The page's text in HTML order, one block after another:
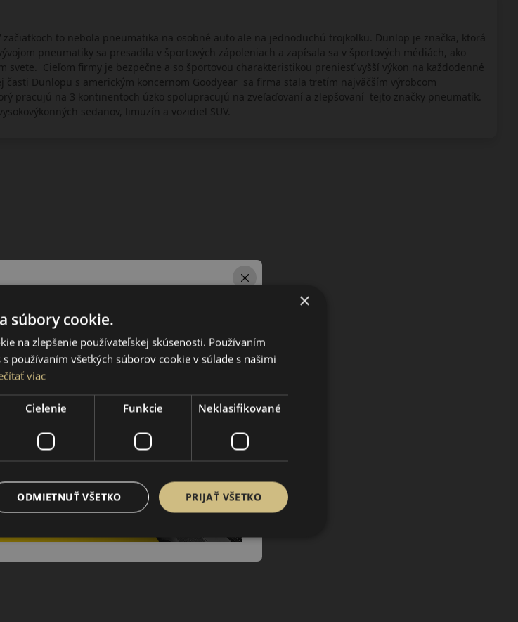
to nebola pneumatika na osobné auto ale na jednoduchú trojkolku. Dunlop je značka, ktorá
pneumatiky sa presadila v športových zápoleniach a zapísala sa v športových médiách, ako
Cieľom firmy je bezpečne a so športovou charakteristikou preniesť vyšší výkon na každodenné
Dunlopu s americkým koncernom Goodyear sa firma stala tretím najväčším výrobcom
pracujú na 3 kontinentoch úzko spolupracujú na zveľaďovaní a zlepšovaní tejto značky pneumatík.
sedanov, limuzín a vozidiel SUV.
×
súbory cookie.
na zlepšenie používateľskej skúsenosti. Používaním
používaním všetkých súborov cookie v súlade s našimi
viac
Cielenie Funkcie Neklasifikované
PRIJAŤ VŠETKO
ODMIETNUŤ VŠETKO